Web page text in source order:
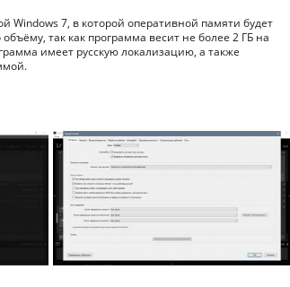
Windows 7, в которой оперативной памяти будет
так как программа весит не более 2 ГБ на
имеет русскую локализацию, а также